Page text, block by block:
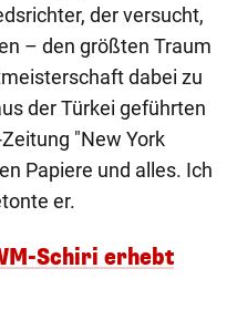
der versucht,
– den größten Traum
dabei zu
der Türkei geführten
"New York
Papiere und alles. Ich
er.
Schiri erhebt